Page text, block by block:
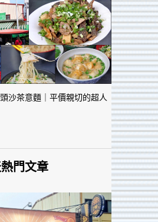
沙茶意麵｜平價親切的超人
門文章